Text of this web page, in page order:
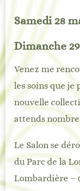
Samedi 28
Dimanche
Venez me
les soins que je
nouvelle
attends
Le Salon se
du Parc de la
Lombardière –